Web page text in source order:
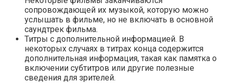
сопровождающей их музыкой, которую можно
услышать в фильме, но не включать в основной
саундтрек фильма.
Титры с дополнительной информацией. В
некоторых случаях в титрах конца содержится
дополнительная информация, такая как памятка о
включении субтитров или другие полезные
сведения для зрителей.